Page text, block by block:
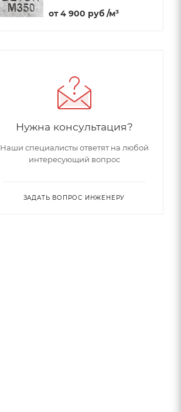
от4 900 руб /м³
Нужна консультация?
Наши специалисты ответят на любой
интересующий вопрос
ЗАДАТЬ ВОПРОС ИНЖЕНЕРУ